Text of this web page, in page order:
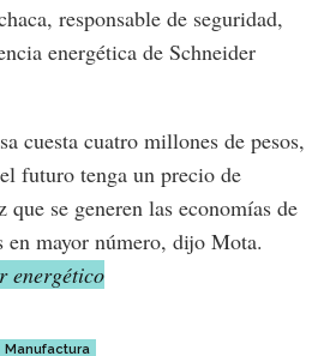
responsable de seguridad,
energética de Schneider
cuesta cuatro millones de pesos,
futuro tenga un precio de
que se generen las economías de
en mayor número, dijo Mota.
energético
Manufactura